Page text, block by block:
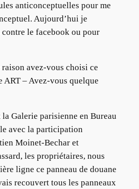
anticonceptuelles pour me
Aujourd’hui je
le facebook ou pour
avez-vous choisi ce
ART – Avez-vous quelque
Galerie parisienne en Bureau
avec la participation
Moinet-Bechar et
les propriétaires, nous
ligne ce panneau de douane
recouvert tous les panneaux